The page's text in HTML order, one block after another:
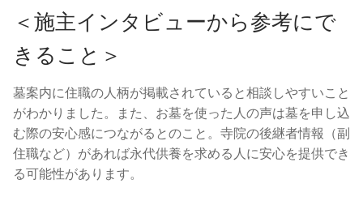
＜施主インタビューから参考にで
きること＞
墓案内に住職の人柄が掲載されていると相談しやすいこと
がわかりました。また、お墓を使った人の声は墓を申し込
む際の安心感につながるとのこと。寺院の後継者情報（副
住職など）があれば永代供養を求める人に安心を提供でき
る可能性があります。